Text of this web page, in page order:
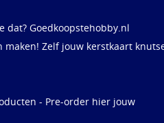
dat? Goedkoopstehobby.nl
maken! Zelf jouw kerstkaart
- Pre-order hier jouw